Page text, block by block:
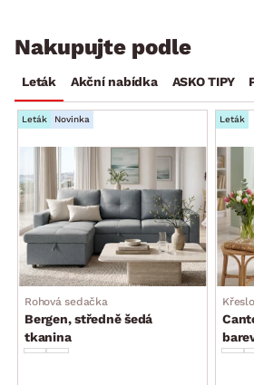
Nakupujte podle
Leták Akční nabídka ASKO TIPY
Leták Novinka
Rohová sedačka
Bergen, středně šedá
tkanina
Leták